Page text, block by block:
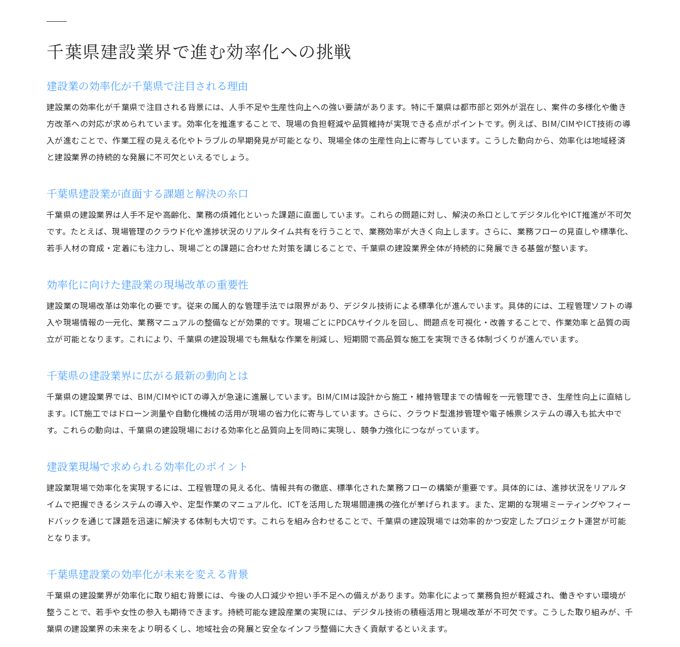
建設業の現場改革がもたらす生産性向上
効率化を支える建設業のデジタル技術活用法
現場で進む建設業の働き方改革とその効果
生産性向上を実現する建設業の新しい仕組み
建設業の効率化を支える現場管理の進化
千葉県の建設業が導入する先進的な取り組み
効率化実現に役立つ建設業のノウハウ公開
最新技術導入による建設業の進化
建設業の効率化を加速する最新技術とは何か
千葉県建設業界が注目する技術の現状と課題
最新技術が建設業の現場にもたらす価値
効率化と働き方改革の好循環を生むポイント
建設業界の働き方改革と人材確保の関係性
建設業で注目のBIMやICT活用術を紹介
千葉県建設業が進める業務効率化の最前線
BIM／ICTで建設業の生産性を高める方法
千葉県建設業界で進む効率化への挑戦
建設業の効率化が千葉県で注目される理由
建設業の効率化が千葉県で注目される背景には、人手不足や生産性向上への強い要請があります。特に千葉県は都市部と郊外が混在し、案件の多様化や働き
方改革への対応が求められています。効率化を推進することで、現場の負担軽減や品質維持が実現できる点がポイントです。例えば、BIM/CIMやICT技術の導
入が進むことで、作業工程の見える化やトラブルの早期発見が可能となり、現場全体の生産性向上に寄与しています。こうした動向から、効率化は地域経済
と建設業界の持続的な発展に不可欠といえるでしょう。
千葉県建設業が直面する課題と解決の糸口
千葉県の建設業界は人手不足や高齢化、業務の煩雑化といった課題に直面しています。これらの問題に対し、解決の糸口としてデジタル化やICT推進が不可欠
です。たとえば、現場管理のクラウド化や進捗状況のリアルタイム共有を行うことで、業務効率が大きく向上します。さらに、業務フローの見直しや標準化、
若手人材の育成・定着にも注力し、現場ごとの課題に合わせた対策を講じることで、千葉県の建設業界全体が持続的に発展できる基盤が整います。
効率化に向けた建設業の現場改革の重要性
建設業の現場改革は効率化の要です。従来の属人的な管理手法では限界があり、デジタル技術による標準化が進んでいます。具体的には、工程管理ソフトの導
入や現場情報の一元化、業務マニュアルの整備などが効果的です。現場ごとにPDCAサイクルを回し、問題点を可視化・改善することで、作業効率と品質の両
立が可能となります。これにより、千葉県の建設現場でも無駄な作業を削減し、短期間で高品質な施工を実現できる体制づくりが進んでいます。
千葉県の建設業界に広がる最新の動向とは
千葉県の建設業界では、BIM/CIMやICTの導入が急速に進展しています。BIM/CIMは設計から施工・維持管理までの情報を一元管理でき、生産性向上に直結し
ます。ICT施工ではドローン測量や自動化機械の活用が現場の省力化に寄与しています。さらに、クラウド型進捗管理や電子帳票システムの導入も拡大中で
す。これらの動向は、千葉県の建設現場における効率化と品質向上を同時に実現し、競争力強化につながっています。
建設業現場で求められる効率化のポイント
建設業現場で効率化を実現するには、工程管理の見える化、情報共有の徹底、標準化された業務フローの構築が重要です。具体的には、進捗状況をリアルタ
イムで把握できるシステムの導入や、定型作業のマニュアル化、ICTを活用した現場間連携の強化が挙げられます。また、定期的な現場ミーティングやフィー
ドバックを通じて課題を迅速に解決する体制も大切です。これらを組み合わせることで、千葉県の建設現場では効率的かつ安定したプロジェクト運営が可能
となります。
千葉県建設業の効率化が未来を変える背景
千葉県の建設業界が効率化に取り組む背景には、今後の人口減少や担い手不足への備えがあります。効率化によって業務負担が軽減され、働きやすい環境が
整うことで、若手や女性の参入も期待できます。持続可能な建設産業の実現には、デジタル技術の積極活用と現場改革が不可欠です。こうした取り組みが、千
葉県の建設業界の未来をより明るくし、地域社会の発展と安全なインフラ整備に大きく貢献するといえます。
お問い合わせはこちら
お問い合わせはこちら